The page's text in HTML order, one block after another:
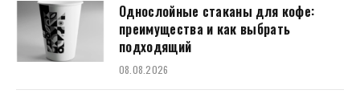
Однослойные стаканы для кофе:
преимущества и как выбрать
подходящий
08.08.2026